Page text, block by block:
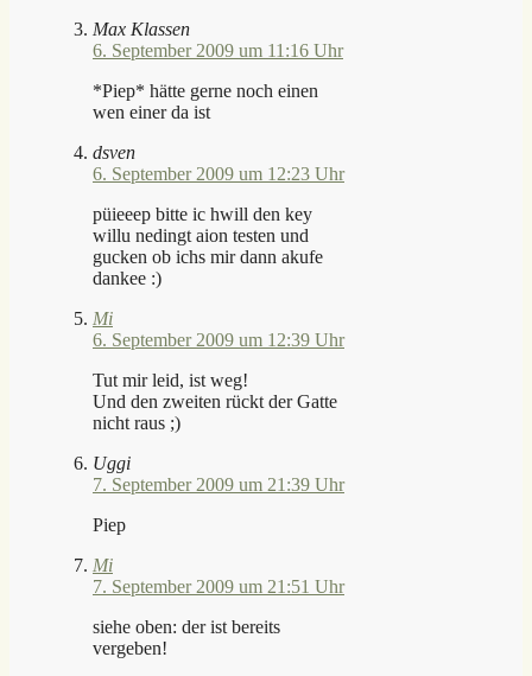
Max Klassen
6. September 2009 um 11:16 Uhr
*Piep* hätte gerne noch einen
wen einer da ist
dsven
6. September 2009 um 12:23 Uhr
püieeep bitte ic hwill den key
willu nedingt aion testen und
gucken ob ichs mir dann akufe
dankee :)
Mi
6. September 2009 um 12:39 Uhr
Tut mir leid, ist weg!
Und den zweiten rückt der Gatte
nicht raus ;)
Uggi
7. September 2009 um 21:39 Uhr
Piep
Mi
7. September 2009 um 21:51 Uhr
siehe oben: der ist bereits
vergeben!